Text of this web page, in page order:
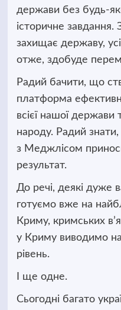
держави без будь-
історичне завдання.
захищає державу,
отже, здобуде
Радий бачити, що
платформа
всієї нашої держави
народу. Радий
з Меджлісом
результат.
До речі, деякі дуже
готуємо вже на
Криму, кримських
у Криму виводимо
рівень.
І ще одне.
Сьогодні багато